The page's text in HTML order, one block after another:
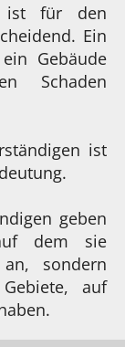
ist für den
Ein
Gebäude
Schaden
ist
geben
dem sie
sondern
auf